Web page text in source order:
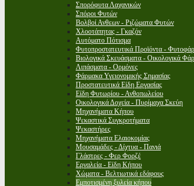
Σπορόφυτα Λαχανικών
Σπόροι Φυτών
Βολβοί Ανθεων - Ριζώματα Φυτών
Χλοοτάπητας - Γκαζόν
Αυτόματο Πότισμα
Φυτοπροστατευτικά Προϊόντα -
Βιολογικά Σκευάσματα - Οικολογικά
Λιπάσματα - Ορμόνες
Φάρμακα Υγειονομικής Σημασίας
Προστατευτικά Είδη Εργασίας
Είδη Φυτωρίου - Ανθοπωλείου
Οικολογικά Δοχεία - Πυρίμαχα Σκεύη
Μηχανήματα Κήπου
Ψεκαστικά Συγκροτήματα
Ψεκαστήρες
Μηχανήματα Ελαιοκομίας
Μουσαμάδες - Δίχτυα - Πανιά
Γλάστρες - Φερ Φορζέ
Εργαλεία - Είδη Κήπου
Χώματα - Βελτιωτικά εδάφους
Εμποτισμένη ξυλεία κήπου